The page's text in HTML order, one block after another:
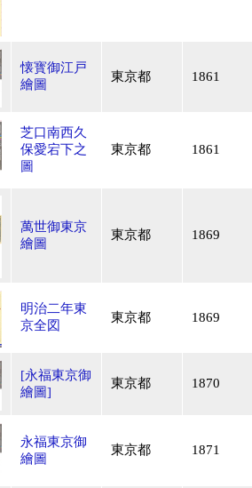
懐寳御江戸
繪圖
東京都 1861
芝口南西久
保愛宕下之
圖
東京都 1861
萬世御東京
繪圖
東京都 1869
明治二年東
京全図
東京都 1869
[永福東京御
繪圖]
東京都 1870
永福東京御
繪圖
東京都 1871